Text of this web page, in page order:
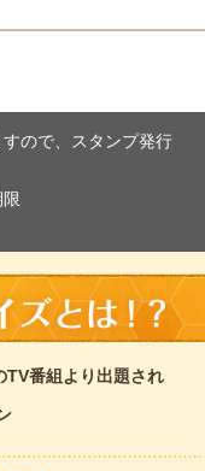
ので、スタンプ発行
TV番組より出題され